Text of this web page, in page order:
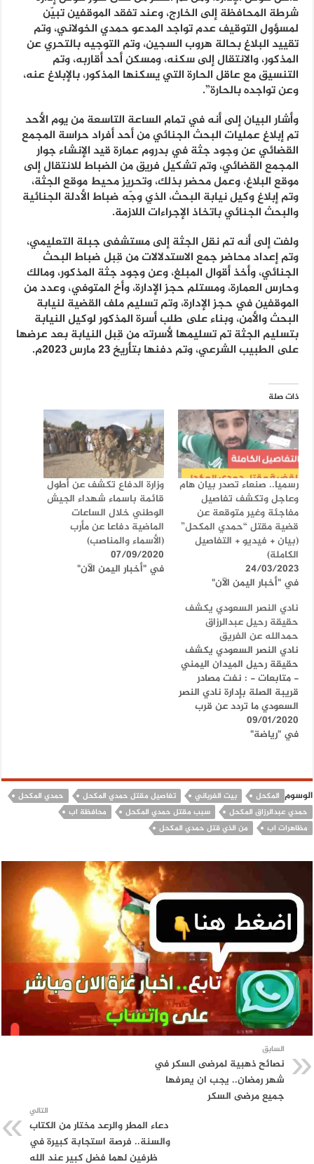
شرطة المحافظة إلى الخارج، وعند تفقد الموقفين تبيّن
لمسؤول التوقيف عدم تواجد المدعو حمدي الخولاني، وتم
تقييد البلاغ بحالة هروب السجين، وتم التوجيه بالتحري عن
المذكور، والانتقال إلى سكنه، ومسكن أحد أقاربه، وتم
التنسيق مع عاقل الحارة التي يسكنها المذكور، بالإبلاغ عنه،
وعن تواجده بالحارة”.
وأشار البيان إلى أنه في تمام الساعة التاسعة من يوم الأحد
تم إبلاغ عمليات البحث الجنائي من أحد أفراد حراسة المجمع
القضائي عن وجود جثة في بدروم عمارة قيد الإنشاء جوار
المجمع القضائي، وتم تشكيل فريق من الضباط للانتقال إلى
موقع البلاغ، وعمل محضر بذلك، وتحريز محيط موقع الجثة،
وتم إبلاغ وكيل نيابة البحث، الذي وجّه ضباط الأدلة الجنائية
والبحث الجنائي باتخاذ الإجراءات اللازمة.
ولفت إلى أنه تم نقل الجثة إلى مستشفى جبلة التعليمي،
وتم إعداد محاضر جمع الاستدلالات من قِبل ضباط البحث
الجنائي، وأخذ أقوال المبلغ، وعن وجود جثة المذكور، ومالك
وحارس العمارة، ومستلم حجز الإدارة، وأخ المتوفي، وعدد من
الموقفين في حجز الإدارة، وتم تسليم ملف القضية لنيابة
البحث والأمن، وبناء على طلب أسرة المذكور لوكيل النيابة
بتسليم الجثة تم تسليمها لأسرته من قِبل النيابة بعد عرضها
على الطبيب الشرعي، وتم دفنها بتأريخ 23 مارس 2023م.
ذات صلة
رسميا.. صنعاء تصدر بيان هام
وعاجل وتكشف تفاصيل
مفاجئة وغير متوقعة عن
قضية مقتل “حمدي المكحل”
(بيان + فيديو + التفاصيل
الكاملة)
24/03/2023
في "أخبار اليمن الآن"
وزارة الدفاع تكشف عن أطول
قائمة باسماء شهداء الجيش
الوطني خلال الساعات
الماضية دفاعا عن مأرب
(الأسماء والمناصب)
07/09/2020
في "أخبار اليمن الآن"
نادي النصر السعودي يكشف
حقيقة رحيل عبدالرزاق
حمدالله عن الفريق
نادي النصر السعودي يكشف
حقيقة رحيل الميدان اليمني
- متابعات - : نفت مصادر
قريبة الصلة بإدارة نادي النصر
السعودي ما تردد عن قرب
رحيل المغربي عبدالرزاق حمد
الله، لاعب ”العالمي“،
وأن اللاعب مستمر خلال
الفترة المقبلة. وزعم وكيل
اللاعبين جون…
09/01/2020
في "رياضة"
الوسوم المكحل بيت الغرباني تفاصيل مقتل حمدي المكحل
حمدي المكحل
حمدي عبدالرزاق المكحل
سبب مقتل حمدي المكحل
محافظة اب
مظاهرات اب
من الذي قتل حمدي المكحل
السابق
نصائح ذهبية لمرضى السكر في
شهر رمضان.. يجب ان يعرفها
جميع مرضى السكر
التالي
دعاء المطر والرعد مختار من الكتاب
والسنة.. فرصة استجابة كبيرة في
ظرفين لهما فضل كبير عند الله